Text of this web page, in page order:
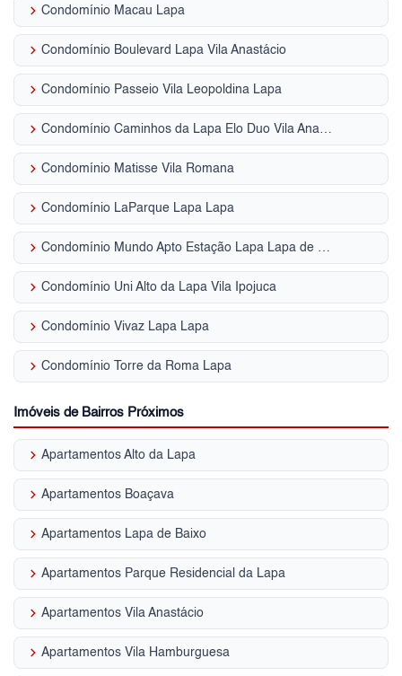
keyboard_arrow_right Condomínio Macau Lapa
keyboard_arrow_right Condomínio Boulevard Lapa Vila Anastácio
keyboard_arrow_right Condomínio Passeio Vila Leopoldina Lapa
keyboard_arrow_right Condomínio Caminhos da Lapa Elo Duo Vila Anastácio
keyboard_arrow_right Condomínio Matisse Vila Romana
keyboard_arrow_right Condomínio LaParque Lapa Lapa
keyboard_arrow_right Condomínio Mundo Apto Estação Lapa Lapa de Baixo
keyboard_arrow_right Condomínio Uni Alto da Lapa Vila Ipojuca
keyboard_arrow_right Condomínio Vivaz Lapa Lapa
keyboard_arrow_right Condomínio Torre da Roma Lapa
Imóveis de Bairros Próximos
keyboard_arrow_right Apartamentos Alto da Lapa
keyboard_arrow_right Apartamentos Boaçava
keyboard_arrow_right Apartamentos Lapa de Baixo
keyboard_arrow_right Apartamentos Parque Residencial da Lapa
keyboard_arrow_right Apartamentos Vila Anastácio
keyboard_arrow_right Apartamentos Vila Hamburguesa